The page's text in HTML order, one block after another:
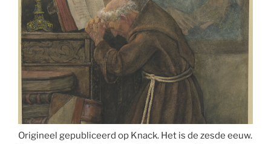
Origineel gepubliceerd op Knack. Het is de zesde eeuw.